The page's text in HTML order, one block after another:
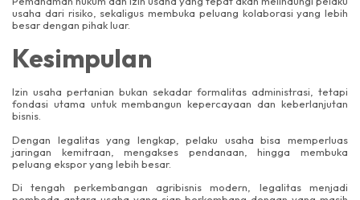
usaha dari risiko, sekaligus membuka peluang kolaborasi yang lebih
besar dengan pihak luar.
Kesimpulan
Izin usaha pertanian bukan sekadar formalitas administrasi, tetapi
fondasi utama untuk membangun kepercayaan dan keberlanjutan
bisnis.
Dengan legalitas yang lengkap, pelaku usaha bisa memperluas
jaringan kemitraan, mengakses pendanaan, hingga membuka
peluang ekspor yang lebih besar.
Di tengah perkembangan agribisnis modern, legalitas menjadi